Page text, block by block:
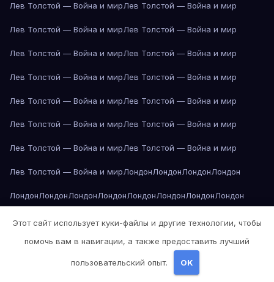
Лев Толстой — Война и мирЛев Толстой — Война и мир
Лев Толстой — Война и мирЛев Толстой — Война и мир
Лев Толстой — Война и мирЛев Толстой — Война и мир
Лев Толстой — Война и мирЛев Толстой — Война и мир
Лев Толстой — Война и мирЛев Толстой — Война и мир
Лев Толстой — Война и мирЛев Толстой — Война и мир
Лев Толстой — Война и мирЛев Толстой — Война и мир
Лев Толстой — Война и мирЛондонЛондонЛондонЛондон
ЛондонЛондонЛондонЛондонЛондонЛондонЛондонЛондон
Лондон Лондон Лос-Анджелес Лос-Анджелес
Лос-АнджелесЛос-АнджелесЛос-АнджелесЛос-Анджелес
Лос-АнджелесЛос-АнджелесЛос-Анджелес
Этот сайт использует куки-файлы и другие технологии, чтобы
помочь вам в навигации, а также предоставить лучший
пользовательский опыт. OK